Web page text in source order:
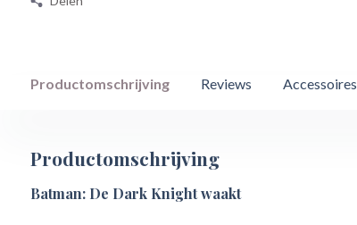
Productomschrijving Reviews Accessoires
Productomschrijving
Batman: De Dark Knight waakt